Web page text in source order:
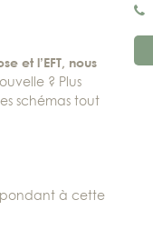
et l’EFT, nous
? Plus
schémas tout
à cette